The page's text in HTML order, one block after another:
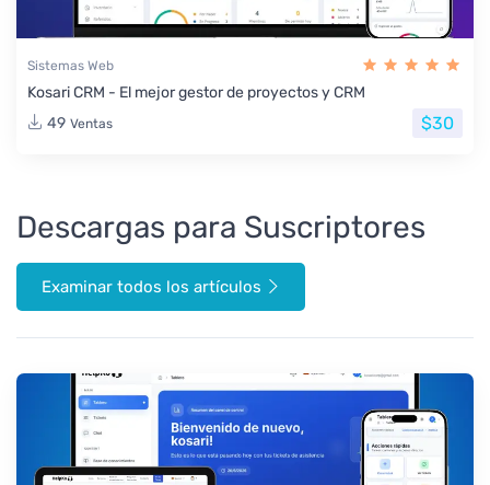
Sistemas Web
Kosari CRM - El mejor gestor de proyectos y CRM
49 Ventas $30
Descargas para Suscriptores
Examinar todos los artículos